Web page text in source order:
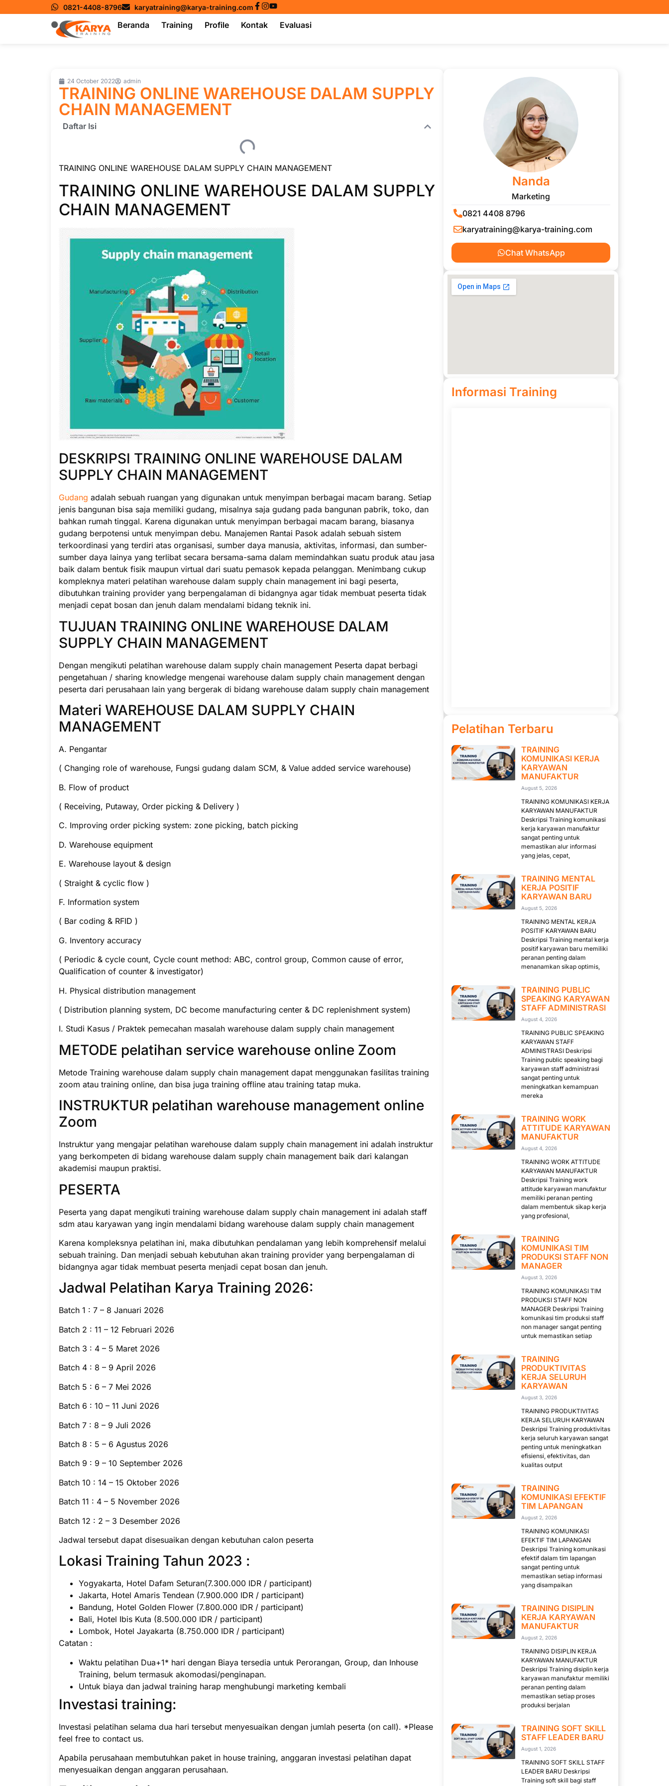
0821-4408-8796 karyatraining@karya-training.com
Beranda Training Profile Kontak Evaluasi
24 October 2022 admin
TRAINING ONLINE WAREHOUSE DALAM SUPPLY
CHAIN MANAGEMENT
Daftar Isi
TRAINING ONLINE WAREHOUSE DALAM SUPPLY CHAIN MANAGEMENT
TRAINING ONLINE WAREHOUSE DALAM SUPPLY
CHAIN MANAGEMENT
DESKRIPSI TRAINING ONLINE WAREHOUSE DALAM
SUPPLY CHAIN MANAGEMENT
Gudang adalah sebuah ruangan yang digunakan untuk menyimpan berbagai macam barang. Setiap
jenis bangunan bisa saja memiliki gudang, misalnya saja gudang pada bangunan pabrik, toko, dan
bahkan rumah tinggal. Karena digunakan untuk menyimpan berbagai macam barang, biasanya
gudang berpotensi untuk menyimpan debu. Manajemen Rantai Pasok adalah sebuah sistem
terkoordinasi yang terdiri atas organisasi, sumber daya manusia, aktivitas, informasi, dan sumber-
sumber daya lainya yang terlibat secara bersama-sama dalam memindahkan suatu produk atau jasa
baik dalam bentuk fisik maupun virtual dari suatu pemasok kepada pelanggan. Menimbang cukup
kompleknya materi pelatihan warehouse dalam supply chain management ini bagi peserta,
dibutuhkan training provider yang berpengalaman di bidangnya agar tidak membuat peserta tidak
menjadi cepat bosan dan jenuh dalam mendalami bidang teknik ini.
TUJUAN TRAINING ONLINE WAREHOUSE DALAM
SUPPLY CHAIN MANAGEMENT
Dengan mengikuti pelatihan warehouse dalam supply chain management Peserta dapat berbagi
pengetahuan / sharing knowledge mengenai warehouse dalam supply chain management dengan
peserta dari perusahaan lain yang bergerak di bidang warehouse dalam supply chain management
Materi WAREHOUSE DALAM SUPPLY CHAIN
MANAGEMENT
A. Pengantar
( Changing role of warehouse, Fungsi gudang dalam SCM, & Value added service warehouse)
B. Flow of product
( Receiving, Putaway, Order picking & Delivery )
C. Improving order picking system: zone picking, batch picking
D. Warehouse equipment
E. Warehouse layout & design
( Straight & cyclic flow )
F. Information system
( Bar coding & RFID )
G. Inventory accuracy
( Periodic & cycle count, Cycle count method: ABC, control group, Common cause of error,
Qualification of counter & investigator)
H. Physical distribution management
( Distribution planning system, DC become manufacturing center & DC replenishment system)
I. Studi Kasus / Praktek pemecahan masalah warehouse dalam supply chain management
METODE pelatihan service warehouse online Zoom
Metode Training warehouse dalam supply chain management dapat menggunakan fasilitas training
zoom atau training online, dan bisa juga training offline atau training tatap muka.
INSTRUKTUR pelatihan warehouse management online
Zoom
Instruktur yang mengajar pelatihan warehouse dalam supply chain management ini adalah instruktur
yang berkompeten di bidang warehouse dalam supply chain management baik dari kalangan
akademisi maupun praktisi.
PESERTA
Peserta yang dapat mengikuti training warehouse dalam supply chain management ini adalah staff
sdm atau karyawan yang ingin mendalami bidang warehouse dalam supply chain management
Karena kompleksnya pelatihan ini, maka dibutuhkan pendalaman yang lebih komprehensif melalui
sebuah training. Dan menjadi sebuah kebutuhan akan training provider yang berpengalaman di
bidangnya agar tidak membuat peserta menjadi cepat bosan dan jenuh.
Jadwal Pelatihan Karya Training 2026:
Batch 1 : 7 – 8 Januari 2026
Batch 2 : 11 – 12 Februari 2026
Batch 3 : 4 – 5 Maret 2026
Batch 4 : 8 – 9 April 2026
Batch 5 : 6 – 7 Mei 2026
Batch 6 : 10 – 11 Juni 2026
Batch 7 : 8 – 9 Juli 2026
Batch 8 : 5 – 6 Agustus 2026
Batch 9 : 9 – 10 September 2026
Batch 10 : 14 – 15 Oktober 2026
Batch 11 : 4 – 5 November 2026
Batch 12 : 2 – 3 Desember 2026
Jadwal tersebut dapat disesuaikan dengan kebutuhan calon peserta
Lokasi Training Tahun 2023 :
Yogyakarta, Hotel Dafam Seturan(7.300.000 IDR / participant)
Jakarta, Hotel Amaris Tendean (7.900.000 IDR / participant)
Bandung, Hotel Golden Flower (7.800.000 IDR / participant)
Bali, Hotel Ibis Kuta (8.500.000 IDR / participant)
Lombok, Hotel Jayakarta (8.750.000 IDR / participant)
Catatan :
Waktu pelatihan Dua+1* hari dengan Biaya tersedia untuk Perorangan, Group, dan Inhouse
Training, belum termasuk akomodasi/penginapan.
Untuk biaya dan jadwal training harap menghubungi marketing kembali
Investasi training:
Investasi pelatihan selama dua hari tersebut menyesuaikan dengan jumlah peserta (on call). *Please
feel free to contact us.
Apabila perusahaan membutuhkan paket in house training, anggaran investasi pelatihan dapat
menyesuaikan dengan anggaran perusahaan.
Nanda
Marketing
0821 4408 8796
karyatraining@karya-training.com
Chat WhatsApp
Informasi Training
Pelatihan Terbaru
TRAINING
KOMUNIKASI KERJA
KARYAWAN
MANUFAKTUR
August 5, 2026
TRAINING KOMUNIKASI KERJA
KARYAWAN MANUFAKTUR
Deskripsi Training komunikasi
kerja karyawan manufaktur
sangat penting untuk
memastikan alur informasi
yang jelas, cepat,
TRAINING MENTAL
KERJA POSITIF
KARYAWAN BARU
August 5, 2026
TRAINING MENTAL KERJA
POSITIF KARYAWAN BARU
Deskripsi Training mental kerja
positif karyawan baru memiliki
peranan penting dalam
menanamkan sikap optimis,
TRAINING PUBLIC
SPEAKING KARYAWAN
STAFF ADMINISTRASI
August 4, 2026
TRAINING PUBLIC SPEAKING
KARYAWAN STAFF
ADMINISTRASI Deskripsi
Training public speaking bagi
karyawan staff administrasi
sangat penting untuk
meningkatkan kemampuan
mereka
TRAINING WORK
ATTITUDE KARYAWAN
MANUFAKTUR
August 4, 2026
TRAINING WORK ATTITUDE
KARYAWAN MANUFAKTUR
Deskripsi Training work
attitude karyawan manufaktur
memiliki peranan penting
dalam membentuk sikap kerja
yang profesional,
TRAINING
KOMUNIKASI TIM
PRODUKSI STAFF NON
MANAGER
August 3, 2026
TRAINING KOMUNIKASI TIM
PRODUKSI STAFF NON
MANAGER Deskripsi Training
komunikasi tim produksi staff
non manager sangat penting
untuk memastikan setiap
TRAINING
PRODUKTIVITAS
KERJA SELURUH
KARYAWAN
August 3, 2026
TRAINING PRODUKTIVITAS
KERJA SELURUH KARYAWAN
Deskripsi Training produktivitas
kerja seluruh karyawan sangat
penting untuk meningkatkan
efisiensi, efektivitas, dan
kualitas output
TRAINING
KOMUNIKASI EFEKTIF
TIM LAPANGAN
August 2, 2026
TRAINING KOMUNIKASI
EFEKTIF TIM LAPANGAN
Deskripsi Training komunikasi
efektif dalam tim lapangan
sangat penting untuk
memastikan setiap informasi
yang disampaikan
TRAINING DISIPLIN
KERJA KARYAWAN
MANUFAKTUR
August 2, 2026
TRAINING DISIPLIN KERJA
KARYAWAN MANUFAKTUR
Deskripsi Training disiplin kerja
karyawan manufaktur memiliki
peranan penting dalam
memastikan setiap proses
produksi berjalan
TRAINING SOFT SKILL
STAFF LEADER BARU
August 1, 2026
TRAINING SOFT SKILL STAFF
LEADER BARU Deskripsi
Training soft skill bagi staff